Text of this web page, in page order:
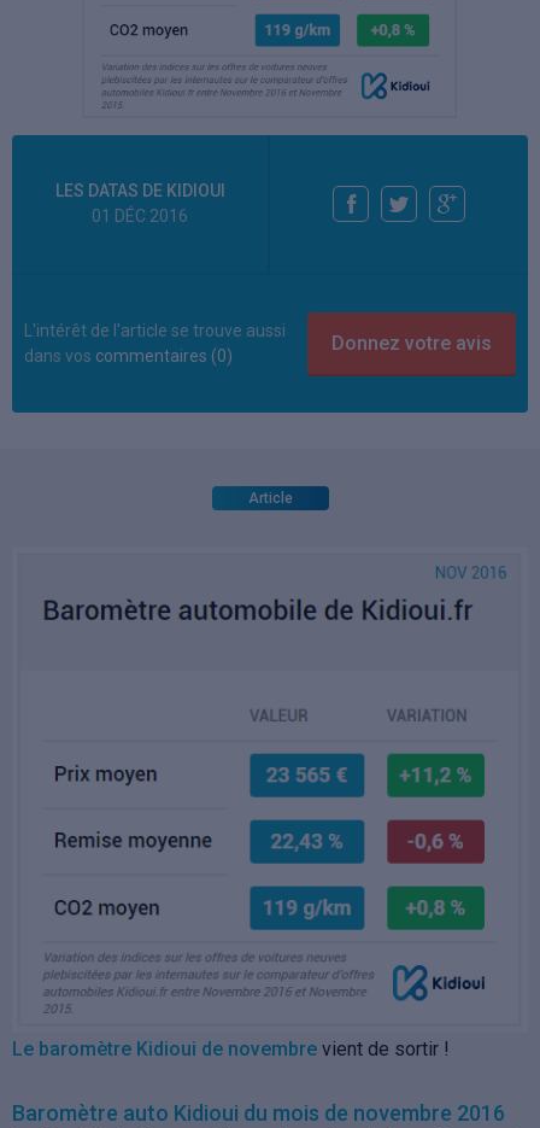
LES DATAS DE KIDIOUI
01 DÉC 2016
L'intérêt de l'article se trouve aussi
dans vos commentaires (0)
Article
Le baromètre Kidioui de novembre vient de sortir !
Baromètre auto Kidioui du mois de novembre 2016